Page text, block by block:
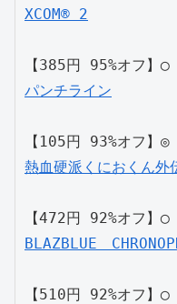
XCOM®︎ 2
【385円 95%オフ】◯
パンチライン
【105円 93%オフ】◎
熱血硬派くにおくん
【472円 92%オフ】◯
BLAZBLUE　
【510円 92%オフ】◯